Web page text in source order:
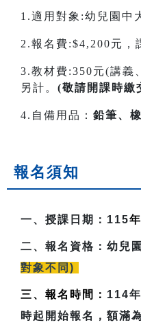
1.適用對象:幼兒園中
2.報名費:$4,200元，
3.教材費:350元(講義
另計。 (敬請開課時繳
4.自備用品： 鉛筆、
報名須知
一、授課日期： 115
二、報名資格： 幼兒
對象不同)
三、報名時間： 114
時起開始報名，額滿